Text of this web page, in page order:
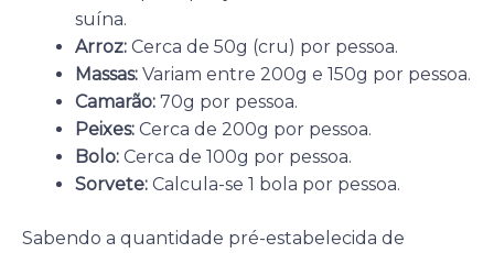
suína.
Arroz: Cerca de 50g (cru) por pessoa.
Massas: Variam entre 200g e 150g por pessoa.
Camarão: 70g por pessoa.
Peixes: Cerca de 200g por pessoa.
Bolo: Cerca de 100g por pessoa.
Sorvete: Calcula-se 1 bola por pessoa.
Sabendo a quantidade pré-estabelecida de